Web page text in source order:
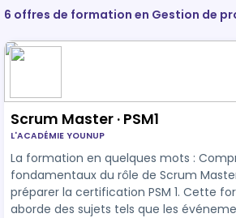
6 offres de formation en Gestion de
Scrum Master · PSM1
L'ACADÉMIE YOUNUP
La formation en quelques mots :
fondamentaux du rôle de Scrum
préparer la certification PSM 1. Cette formation
aborde des sujets tels que les